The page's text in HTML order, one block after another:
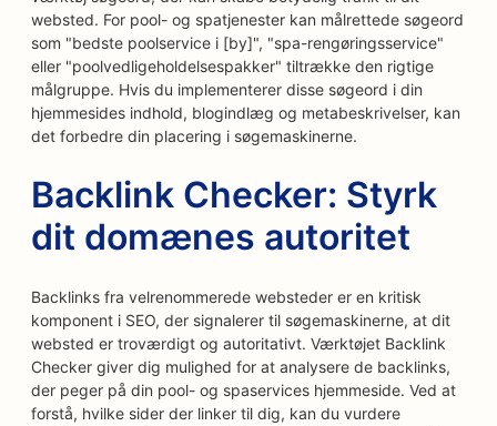
websted. For pool- og spatjenester kan målrettede søgeord
som "bedste poolservice i [by]", "spa-rengøringsservice"
eller "poolvedligeholdelsespakker" tiltrække den rigtige
målgruppe. Hvis du implementerer disse søgeord i din
hjemmesides indhold, blogindlæg og metabeskrivelser, kan
det forbedre din placering i søgemaskinerne.
Backlink Checker: Styrk
dit domænes autoritet
Backlinks fra velrenommerede websteder er en kritisk
komponent i SEO, der signalerer til søgemaskinerne, at dit
websted er troværdigt og autoritativt. Værktøjet Backlink
Checker giver dig mulighed for at analysere de backlinks,
der peger på din pool- og spaservices hjemmeside. Ved at
forstå, hvilke sider der linker til dig, kan du vurdere